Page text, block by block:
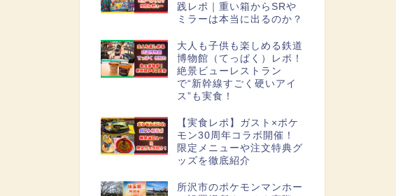
践レポ｜重い箱からSRや
ミラーは本当に出るのか？
大人も子供も楽しめる鉄道
博物館（てっぱく）レポ！
絶景ビューレストラン
で“新幹線すごく硬いアイ
ス”も実食！
【実食レポ】ガスト×ポケ
モン30周年コラボ開催！
限定メニューや注文特典グ
ッズを徹底紹介
所沢市のポケモンマンホー